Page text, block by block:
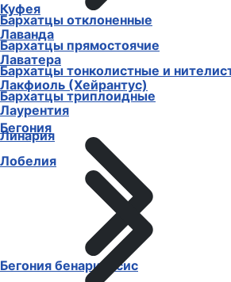
Бархатцы отклоненные
Бархатцы прямостоячие
Бархатцы тонколистные и
Бархатцы триплоидные
Бегония
Бегония бенариенсис
Куфея
Лаванда
Лаватера
Лакфиоль (Хейрантус)
Лаурентия
Линария
Лобелия